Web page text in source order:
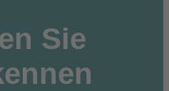
Sie